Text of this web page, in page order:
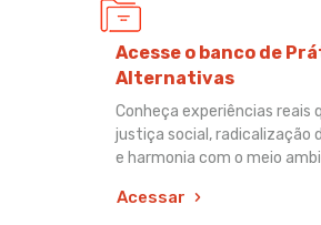
Acesse o banco de
Alternativas
Conheça experiências reais
justiça social, radicalização
e harmonia com o meio
Acessar